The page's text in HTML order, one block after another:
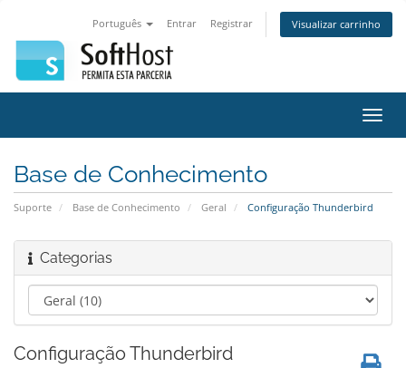
Português Entrar Registrar Visualizar carrinho
Base de Conhecimento
Suporte Base de Conhecimento Geral Configuração Thunderbird
Categorias
Configuração Thunderbird